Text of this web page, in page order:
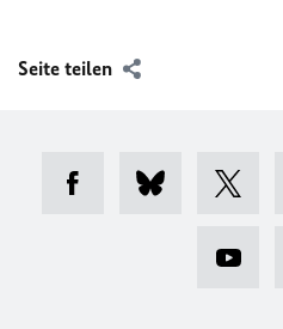
Seite teilen